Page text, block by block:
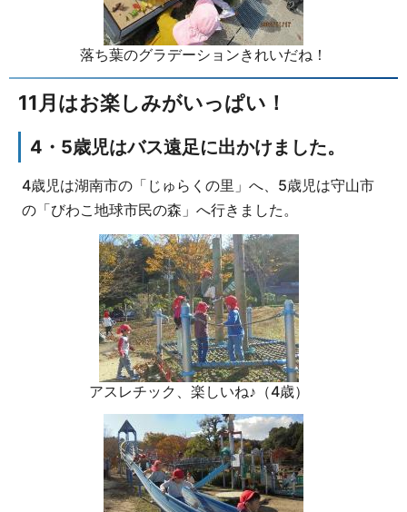
落ち葉のグラデーションきれいだね！
11月はお楽しみがいっぱい！
4・5歳児はバス遠足に出かけました。
4歳児は湖南市の「じゅらくの里」へ、5歳児は守山市
の「びわこ地球市民の森」へ行きました。
アスレチック、楽しいね♪（4歳）